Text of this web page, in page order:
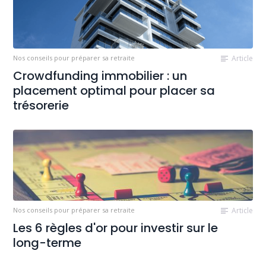
Nos conseils pour préparer sa retraite Article
Crowdfunding immobilier : un
placement optimal pour placer sa
trésorerie
Nos conseils pour préparer sa retraite Article
Les 6 règles d'or pour investir sur le
long-terme